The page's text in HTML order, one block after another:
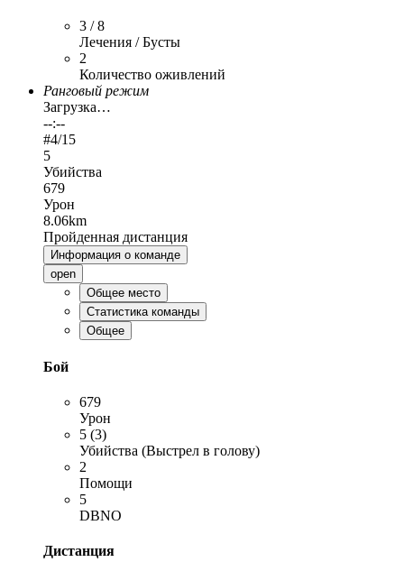
3 / 8
Лечения / Бусты
2
Количество оживлений
Ранговый режим
Загрузка…
--:--
#4/15
5
Убийства
679
Урон
8.06km
Пройденная дистанция
Информация о команде
open
Общее место
Статистика команды
Общее
Бой
679
Урон
5 (3)
Убийства (Выстрел в голову)
2
Помощи
5
DBNO
Дистанция